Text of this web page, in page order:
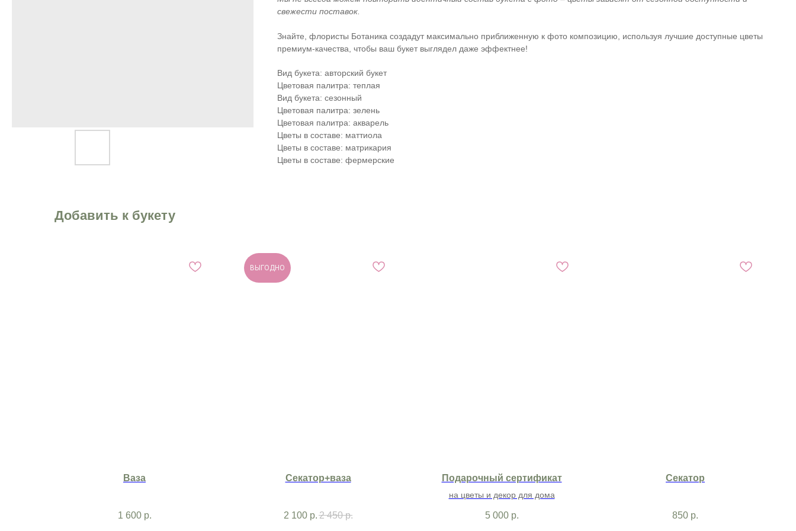
свежести поставок.
Знайте, флористы Ботаника создадут максимально приближенную к фото композицию, используя лучшие доступные цветы
премиум-качества, чтобы ваш букет выглядел даже эффектнее!
Вид букета: авторский букет
Цветовая палитра: теплая
Вид букета: сезонный
Цветовая палитра: зелень
Цветовая палитра: акварель
Цветы в составе: маттиола
Цветы в составе: матрикария
Цветы в составе: фермерские
Добавить к букету
Ваза
1 600 р.
ВЫГОДНО
Секатор+ваза
2 100 р. 2 450 р.
Подарочный сертификат
на цветы и декор для дома
5 000 р.
Секатор
850 р.